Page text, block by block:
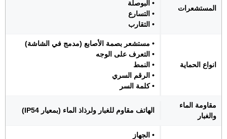
المستشعرات
• البوصلة
• التسارع
• التقارب
انواع الحماية
• مستشعر بصمة الأصابع (مدمج في الشاشة)
• التعرف على الوجه
• النمط
• الرقم السري
• كلمة السر
مقاومة الماء
والغبار
الهاتف مقاوم للغبار ولرذاذ الماء (بمعيار IP54)
• الجهاز